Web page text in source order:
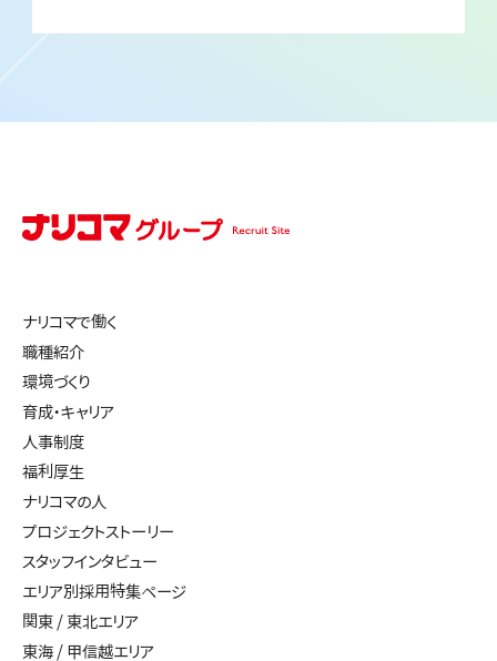
ナリコマで働く
職種紹介
環境づくり
育成・キャリア
人事制度
福利厚生
ナリコマの人
プロジェクトストーリー
スタッフインタビュー
エリア別採用特集ページ
関東 / 東北エリア
東海 / 甲信越エリア